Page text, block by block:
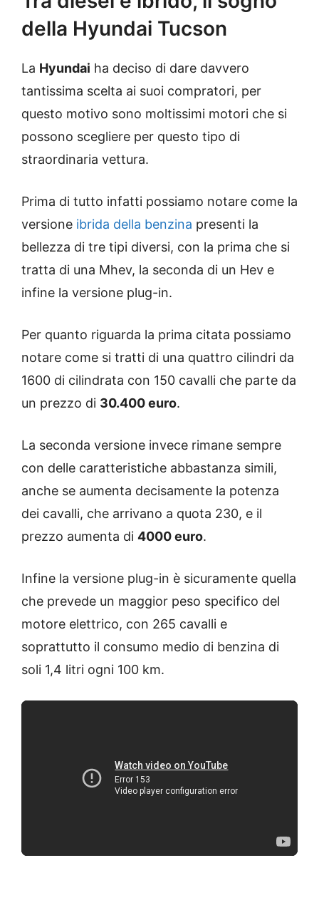
della Hyundai Tucson
La Hyundai ha deciso di dare davvero
tantissima scelta ai suoi compratori, per
questo motivo sono moltissimi motori che si
possono scegliere per questo tipo di
straordinaria vettura.
Prima di tutto infatti possiamo notare come la
versione ibrida della benzina presenti la
bellezza di tre tipi diversi, con la prima che si
tratta di una Mhev, la seconda di un Hev e
infine la versione plug-in.
Per quanto riguarda la prima citata possiamo
notare come si tratti di una quattro cilindri da
1600 di cilindrata con 150 cavalli che parte da
un prezzo di 30.400 euro.
La seconda versione invece rimane sempre
con delle caratteristiche abbastanza simili,
anche se aumenta decisamente la potenza
dei cavalli, che arrivano a quota 230, e il
prezzo aumenta di 4000 euro.
Infine la versione plug-in è sicuramente quella
che prevede un maggior peso specifico del
motore elettrico, con 265 cavalli e
soprattutto il consumo medio di benzina di
soli 1,4 litri ogni 100 km.